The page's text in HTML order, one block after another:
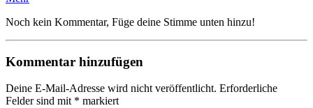
Noch kein Kommentar, Füge deine Stimme unten hinzu!
Kommentar hinzufügen
Deine E-Mail-Adresse wird nicht veröffentlicht. Erforderliche
Felder sind mit * markiert